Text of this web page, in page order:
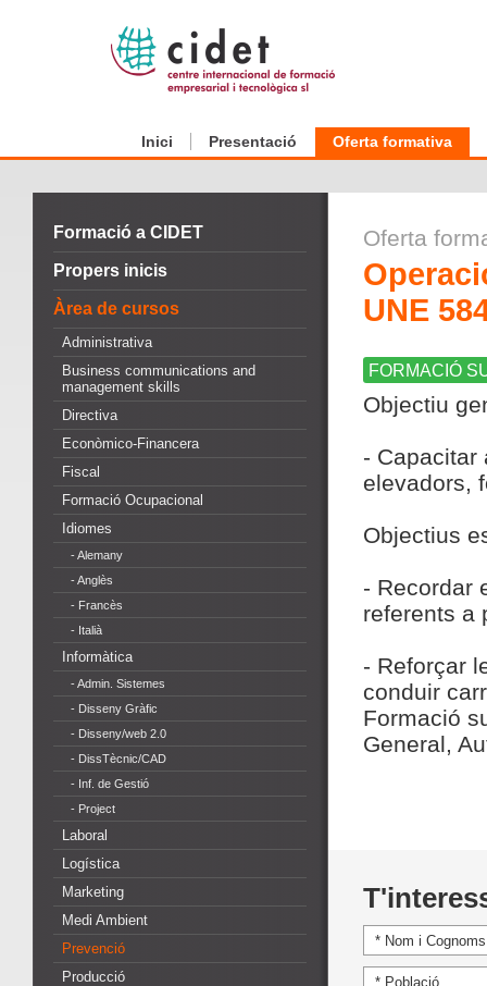
Inici Presentació Oferta formativa
Formació a CIDET
Propers inicis
Àrea de cursos
Administrativa
Business communications and
management skills
Directiva
Econòmico-Financera
Fiscal
Formació Ocupacional
Idiomes
- Alemany
- Anglès
- Francès
- Italià
Informàtica
- Admin. Sistemes
- Disseny Gràfic
- Disseny/web 2.0
- DissTècnic/CAD
- Inf. de Gestió
- Project
Laboral
Logística
Marketing
Medi Ambient
Prevenció
Producció
Oferta
UNE
FORMACIÓ
Objectiu
- Capacitar
elevadors,
Objectius
- Recordar
referents a
- Reforçar
conduir
Formació
General,